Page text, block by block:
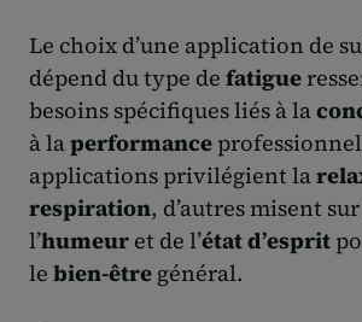
Le choix d’une application de
dépend du type de fatigue
besoins spécifiques liés à la
à laperformance
applications privilégient la
respiration, d’autres misent
l’humeur et de l’état d’esprit
le bien-être général.